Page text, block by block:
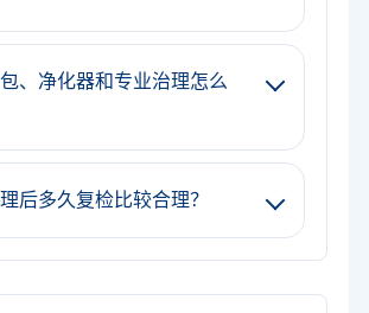
、净化器和专业治理怎么
后多久复检比较合理？